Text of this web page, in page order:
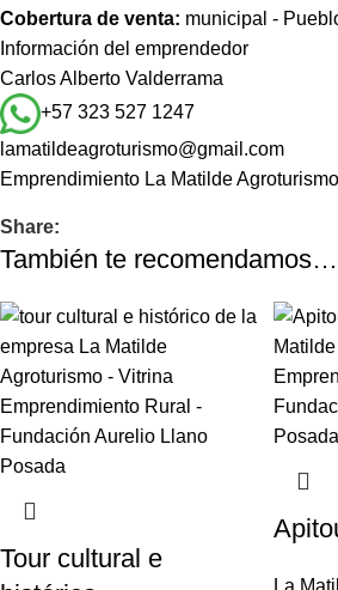
Cobertura de venta: municipal -
Información del emprendedor
Carlos Alberto Valderrama
+57 323 527 1247
lamatildeagroturismo@gmail.com
Emprendimiento La Matilde Agroturismo
Share:
También te recomendamos…
Tour cultural e
La